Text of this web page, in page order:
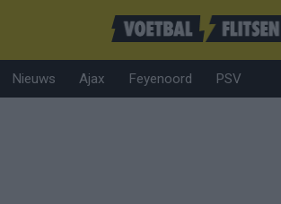
Nieuws Ajax Feyenoord PSV